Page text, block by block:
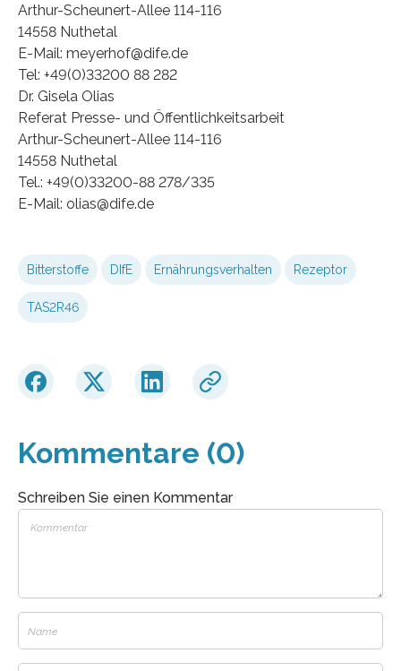
Arthur-Scheunert-Allee 114-116
14558 Nuthetal
E-Mail: meyerhof@dife.de
Tel: +49(0)33200 88 282
Dr. Gisela Olias
Referat Presse- und Öffentlichkeitsarbeit
Arthur-Scheunert-Allee 114-116
14558 Nuthetal
Tel.: +49(0)33200-88 278/335
E-Mail: olias@dife.de
Bitterstoffe DIfE Ernährungsverhalten Rezeptor
TAS2R46
Kommentare (0)
Schreiben Sie einen Kommentar